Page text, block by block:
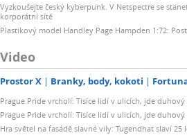
Vyzkoušejte český kyberpunk. V Netspectre se
korporátní sítě
Plastikový model Handley Page Hampden 1:72:
Video
Prostor X Branky, body, kokoti
Prague Pride vrcholí: Tisíce lidí v ulicích, jde
Prague Pride vrcholí: Tisíce lidí v ulicích, jde
Hra světel na fasádě slavné vily: Tugendhat slaví 25